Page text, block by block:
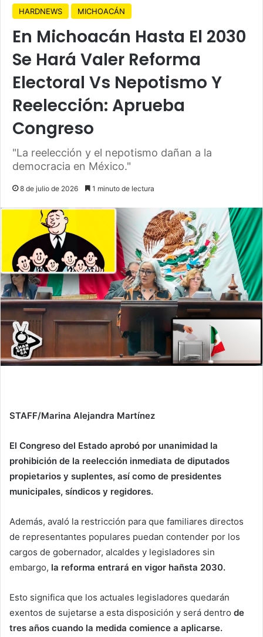
HARDNEWS MICHOACÁN
En Michoacán Hasta El 2030
Se Hará Valer Reforma
Electoral Vs Nepotismo Y
Reelección: Aprueba
Congreso
"La reelección y el nepotismo dañan a la
democracia en México."
8 de julio de 2026 1 minuto de lectura
STAFF/Marina Alejandra Martínez
El Congreso del Estado aprobó por unanimidad la
prohibición de la reelección inmediata de diputados
propietarios y suplentes, así como de presidentes
municipales, síndicos y regidores.
Además, avaló la restricción para que familiares directos
de representantes populares puedan contender por los
cargos de gobernador, alcaldes y legisladores sin
embargo, la reforma entrará en vigor hañsta 2030.
Esto significa que los actuales legisladores quedarán
exentos de sujetarse a esta disposición y será dentro de
tres años cuando la medida comience a aplicarse.